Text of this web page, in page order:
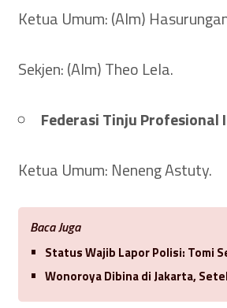
Ketua Umum: (Alm)
Sekjen: (Alm) Theo Lela.
Federasi Tinju Profesional
Ketua Umum: Neneng Astuty.
Baca Juga
Status Wajib Lapor Polisi: Tomi
Wonoroya Dibina di Jakarta,